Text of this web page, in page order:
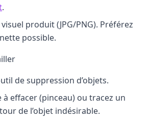
.
produit (JPG/PNG). Préférez
possible.
de suppression d’objets.
à effacer (pinceau) ou tracez un
de l’objet indésirable.